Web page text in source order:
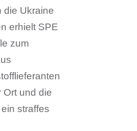
die Ukraine
erhielt SPE
zum
und die
straffes